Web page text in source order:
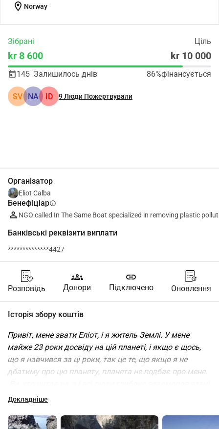
location_on Norway
Зібрані Ціль
kr 8 600 kr 10 000
145 Залишилось днів 86%фінансується
SV NA ID 9Люди Пожертвували
Організатор
Eliot Calba
Бенефіціарinfo
NGO called In The Same Boat specialized in removing plastic
Банківські реквізити виплати
**************4427
Розповідь
groups
Донори
link
Підключено Оновлення
Історія збору коштів
Привіт, мене звати Еліот, і я житель Землі. У мене
майже 23 роки досвіду на цій планеті, і якщо є щось,
що я навчився за ці роки, так це те, що якщо я не
дбатиму про цю планету, планета не подбає про мене.
з усім іншим життям на цій Землі. Ми глибоко
підтримку балансу в нашому середовищі, щоб
Докладніше